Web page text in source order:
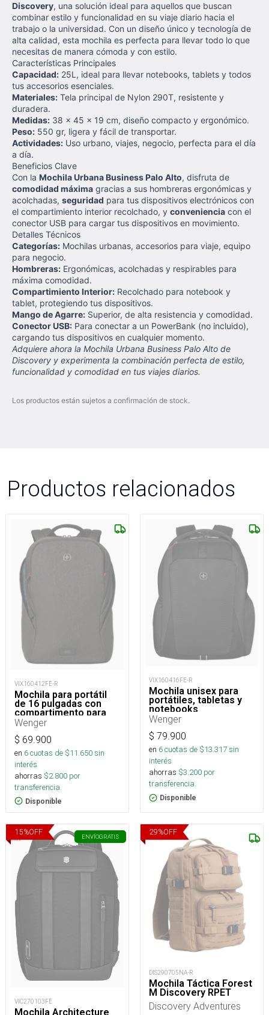
Discovery, una solución ideal para aquellos que buscan
combinar estilo y funcionalidad en su viaje diario hacia el
trabajo o la universidad. Con un diseño único y tecnología de
alta calidad, esta mochila es perfecta para llevar todo lo que
necesitas de manera cómoda y con estilo.
Características Principales
Capacidad: 25L, ideal para llevar notebooks, tablets y todos
tus accesorios esenciales.
Materiales: Tela principal de Nylon 290T, resistente y
duradera.
Medidas: 38 x 45 x 19 cm, diseño compacto y ergonómico.
Peso: 550 gr, ligera y fácil de transportar.
Actividades: Uso urbano, viajes, negocio, perfecta para el día
a día.
Beneficios Clave
Con la Mochila Urbana Business Palo Alto, disfruta de
comodidad máxima gracias a sus hombreras ergonómicas y
acolchadas, seguridad para tus dispositivos electrónicos con
el compartimiento interior recolchado, y conveniencia con el
conector USB para cargar tus dispositivos en movimiento.
Detalles Técnicos
Categorías: Mochilas urbanas, accesorios para viaje, equipo
para negocio.
Hombreras: Ergonómicas, acolchadas y respirables para
máxima comodidad.
Compartimiento Interior: Recolchado para notebook y
tablet, protegiendo tus dispositivos.
Mango de Agarre: Superior, de alta resistencia y comodidad.
Conector USB: Para conectar a un PowerBank (no incluido),
cargando tus dispositivos en cualquier momento.
Adquiere ahora la Mochila Urbana Business Palo Alto de
Discovery y experimenta la combinación perfecta de estilo,
funcionalidad y comodidad en tus viajes diarios.
Los productos están sujetos a confirmación de stock.
Productos relacionados
VIX160412FE-R
Mochila para portátil
de 16 pulgadas con
compartimento para
tableta
Wenger
$ 69.900
en 6cuotas de $11.650sin
interés
ahorras $2.800 por
transferencia.
Disponible
VIX160416FE-R
Mochila unisex para
portátiles, tabletas y
notebooks
Wenger
$ 79.900
en 6cuotas de $13.317sin
interés
ahorras $3.200 por
transferencia.
Disponible
15%OFF
ENVÍOGRATIS
VIC270103FE
Mochila Architecture
29%OFF
DIS290705NA-R
Mochila Táctica Forest
M Discovery RPET
Discovery Adventures